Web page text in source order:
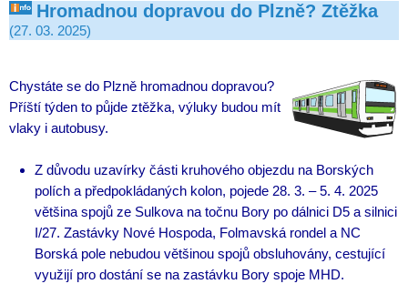
Hromadnou dopravou do Plzně? Ztěžka
(27. 03. 2025)
Chystáte se do Plzně hromadnou dopravou?
Příští týden to půjde ztěžka, výluky budou mít
vlaky i autobusy.
Z důvodu uzavírky části kruhového objezdu na Borských
polích a předpokládaných kolon, pojede 28. 3. – 5. 4. 2025
většina spojů ze Sulkova na točnu Bory po dálnici D5 a silnici
I/27. Zastávky Nové Hospoda, Folmavská rondel a NC
Borská pole nebudou většinou spojů obsluhovány, cestující
využijí pro dostání se na zastávku Bory spoje MHD.